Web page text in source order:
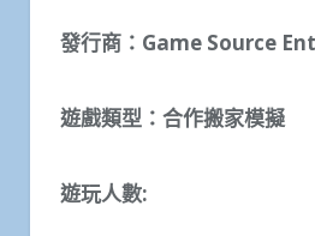
發行商： Game Source
遊戲類型：合作搬家模擬
遊玩人數: